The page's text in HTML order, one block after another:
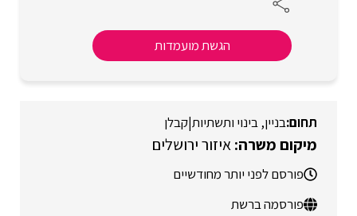
הגשת מועמדות
בניין, בינוי ותשתיות|קבלן
איזור ירושלים
פורסם לפני יותר מחודשיים
פורסמה ברשת